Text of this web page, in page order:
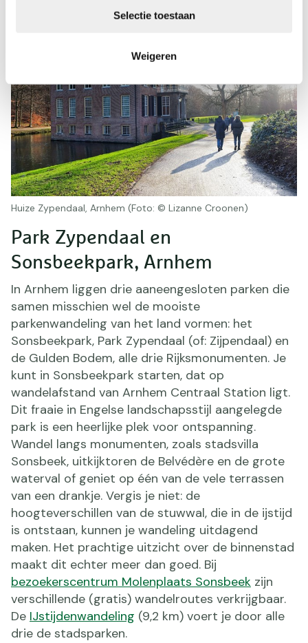
Selectie toestaan
Weigeren
Park Zypendaal en
Sonsbeekpark, Arnhem
In Arnhem liggen drie aaneengesloten parken die
samen misschien wel de mooiste
parkenwandeling van het land vormen: het
Sonsbeekpark, Park Zypendaal (of: Zijpendaal) en
de Gulden Bodem, alle drie Rijksmonumenten. Je
kunt in Sonsbeekpark starten, dat op
wandelafstand van Arnhem Centraal Station ligt.
Dit fraaie in Engelse landschapsstijl aangelegde
park is een heerlijke plek voor ontspanning.
Wandel langs monumenten, zoals stadsvilla
Sonsbeek, uitkijktoren de Belvédère en de grote
waterval of geniet op één van de vele terrassen
van een drankje. Vergis je niet: de
hoogteverschillen van de stuwwal, die in de ijstijd
is ontstaan, kunnen je wandeling uitdagend
maken. Het prachtige uitzicht over de binnenstad
maakt dit echter meer dan goed. Bij
bezoekerscentrum Molenplaats Sonsbeek zijn
verschillende (gratis) wandelroutes verkrijgbaar.
De IJstijdenwandeling (9,2 km) voert je door alle
drie de stadsparken.
Huize Zypendaal, Arnhem (Foto: © Lizanne Croonen)